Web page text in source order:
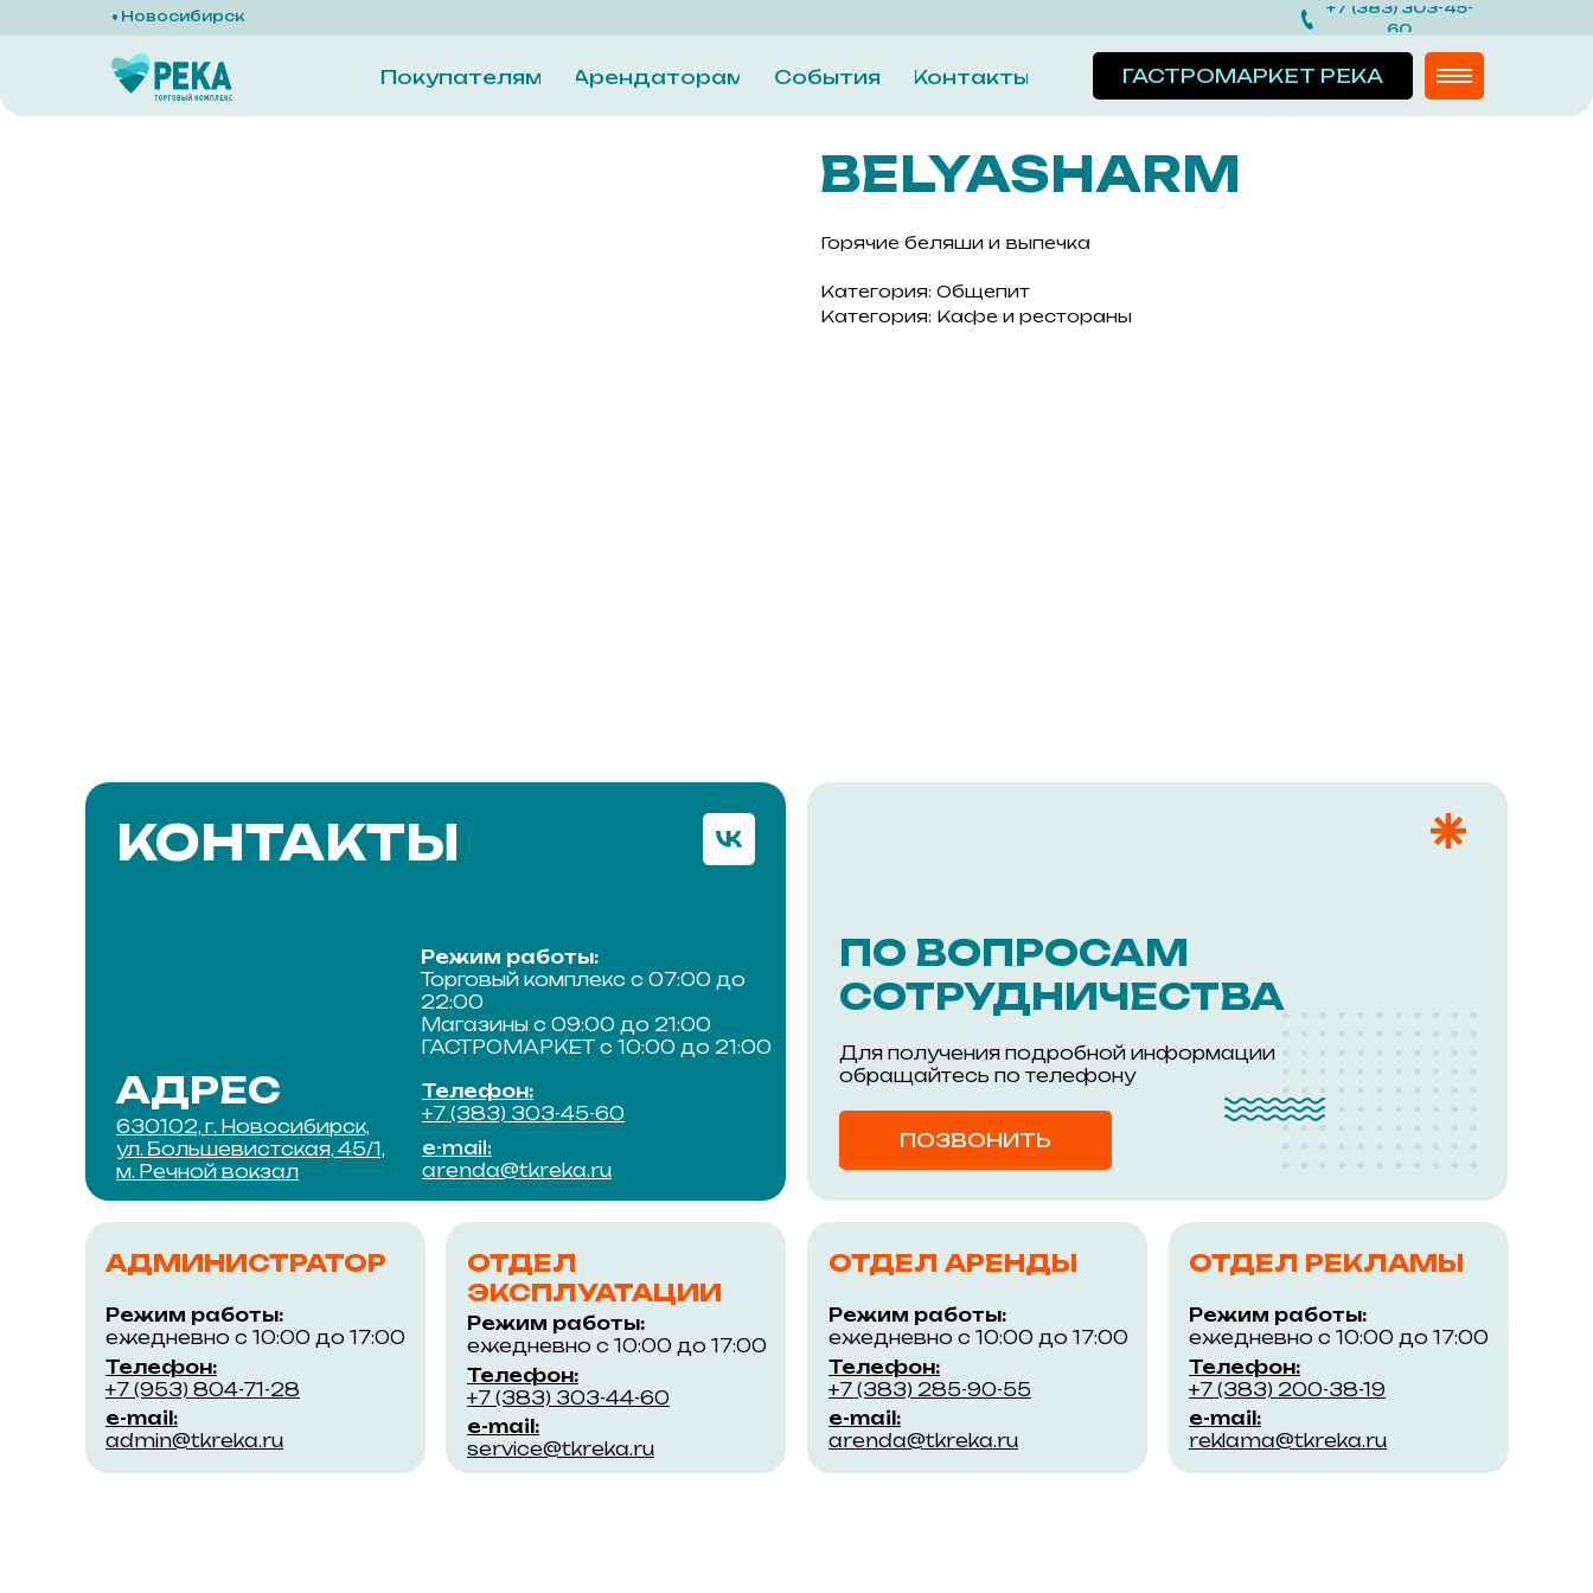
Новосибирск
Покупателям Арендаторам События Контакты ГАСТРОМАРКЕТ РЕКА
+7 (383) 303-45-
60
BELYASHARM
Горячие беляши и выпечка
Категория: Общепит
Категория: Кафе и рестораны
ОТДЕЛ
ЭКСПЛУАТАЦИИ
Режим работы:
ежедневно с 10:00 до 17:00
Телефон:
+7 (383) 303-44-60
e-mail:
service@tkreka.ru
ОТДЕЛ РЕКЛАМЫ
Режим работы:
ежедневно с 10:00 до 17:00
Телефон:
+7 (383) 200-38-19
e-mail:
reklama@tkreka.ru
ОТДЕЛ АРЕНДЫ
Режим работы:
ежедневно с 10:00 до 17:00
Телефон:
+7 (383) 285-90-55
e-mail:
arenda@tkreka.ru
АДМИНИСТРАТОР
Режим работы:
ежедневно с 10:00 до 17:00
Телефон:
+7 (953) 804-71-28
e-mail:
admin@tkreka.ru
630102, г. Новосибирск,
ул. Большевистская, 45/1,
м. Речной вокзал
Режим работы:
Торговый комплекс с 07:00 до
22:00
Магазины с 09:00 до 21:00
ГАСТРОМАРКЕТ с 10:00 до 21:00
Телефон:
+7 (383) 303-45-60
e-mail:
arenda@tkreka.ru
КОНТАКТЫ
АДРЕС
ПО ВОПРОСАМ
СОТРУДНИЧЕСТВА
Для получения подробной информации
обращайтесь по телефону
ПОЗВОНИТЬ